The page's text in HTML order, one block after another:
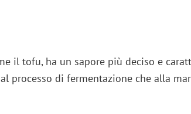
il tofu, ha un sapore più deciso e
processo di fermentazione che alla